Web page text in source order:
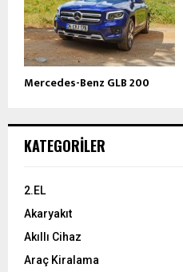
Mercedes-Benz GLB 200
KATEGORILER
2.EL
Akaryakıt
Akıllı Cihaz
Araç Kiralama